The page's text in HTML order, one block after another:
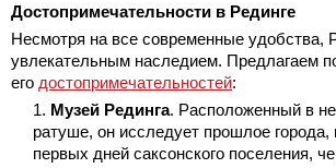
Достопримечательности в Рединге
Несмотря на все современные удобства,
увлекательным наследием. Предлагаем
его достопримечательностей:
Музей Рединга. Расположенный в
ратуше, он исследует прошлое города,
первых дней саксонского поселения,